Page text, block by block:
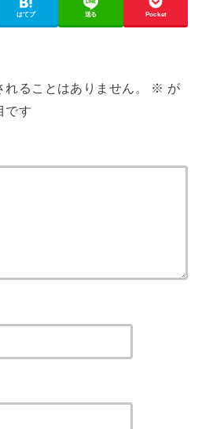
はてブ 送る Pocket
ることはありません。 ※ が
です